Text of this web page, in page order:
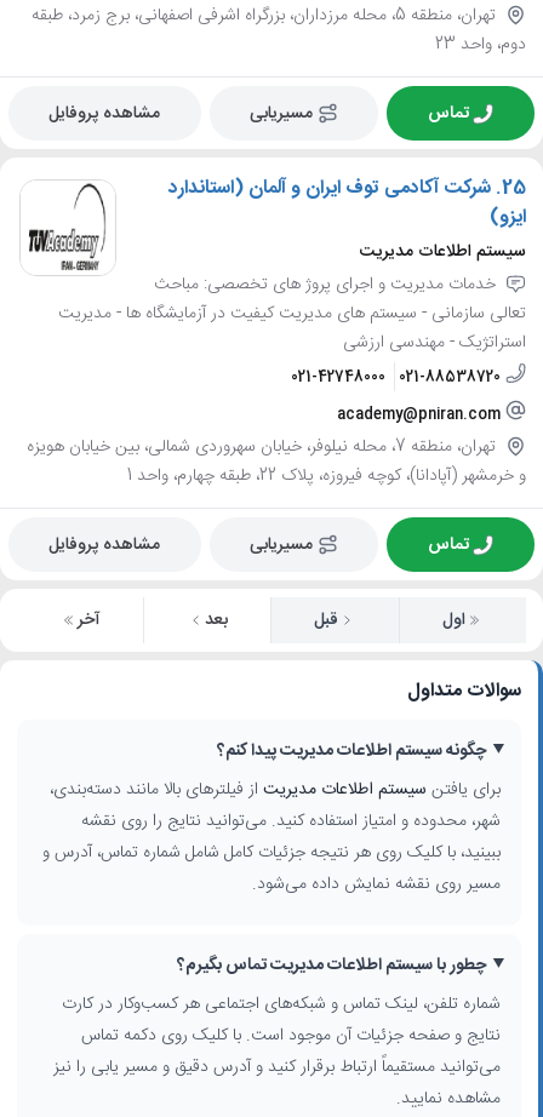
تهران، منطقه 5، محله مرزداران، بزرگراه اشرفی اصفهانی، برج زمرد، طبقه
دوم، واحد 23
تماس مسیریابی مشاهده پروفایل
25. شرکت آکادمی توف ایران و آلمان (استاندارد
ایزو)
سیستم اطلاعات مدیریت
خدمات مدیریت و اجرای پروژ های تخصصی: مباحث
تعالی سازمانی - سیستم های مدیریت کیفیت در آزمایشگاه ها - مدیریت
استراتژیک - مهندسی ارزشی
021-88538720
021-42748000
academy@pniran.com
تهران، منطقه 7، محله نیلوفر، خیابان سهروردی شمالی، بین خیابان هویزه
و خرمشهر (آپادانا)، کوچه فیروزه، پلاک 22، طبقه چهارم، واحد 1
تماس مسیریابی مشاهده پروفایل
اول قبل بعد آخر
سوالات متداول
چگونه سیستم اطلاعات مدیریت پیدا کنم؟
برای یافتن سیستم اطلاعات مدیریت از فیلترهای بالا مانند دسته‌بندی،
شهر، محدوده و امتیاز استفاده کنید. می‌توانید نتایج را روی نقشه
ببینید، با کلیک روی هر نتیجه جزئیات کامل شامل شماره تماس، آدرس و
مسیر روی نقشه نمایش داده می‌شود.
چطور با سیستم اطلاعات مدیریت تماس بگیرم؟
شماره تلفن، لینک تماس و شبکه‌های اجتماعی هر کسب‌وکار در کارت
نتایج و صفحه جزئیات آن موجود است. با کلیک روی دکمه تماس
می‌توانید مستقیماً ارتباط برقرار کنید و آدرس دقیق و مسیر یابی را نیز
مشاهده نمایید.